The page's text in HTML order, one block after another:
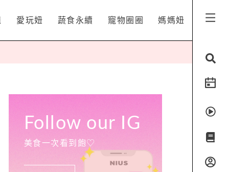
愛玩妞 蔬食永續 寵物圈圈 媽媽妞
Follow our IG
美食一次看到飽♡